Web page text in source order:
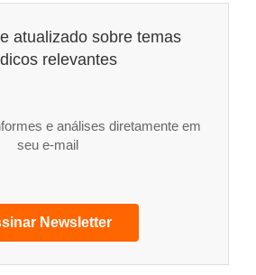
atualizado sobre temas
relevantes
e análises diretamente em
seu e-mail
Newsletter